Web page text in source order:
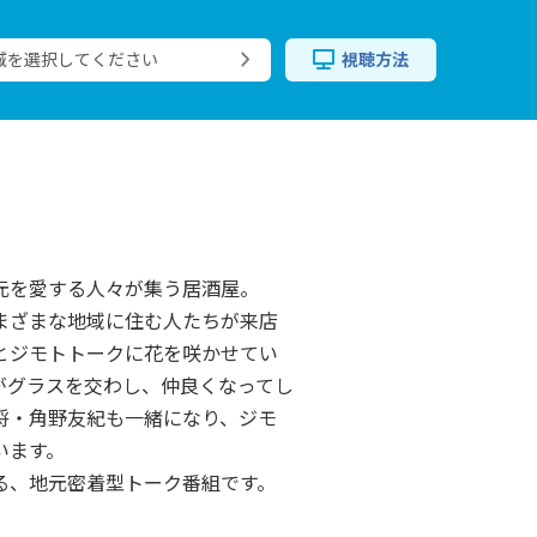
を選択してください 視聴方法
愛する人々が集う居酒屋。
ざまな地域に住む人たちが来店
ジモトトークに花を咲かせてい
グラスを交わし、仲良くなってし
・角野友紀も一緒になり、ジモ
す。
地元密着型トーク番組です。